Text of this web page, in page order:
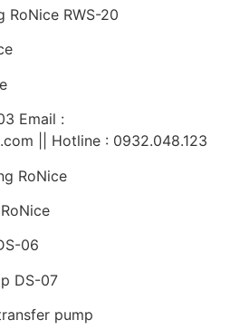
RoNice RWS-20
Email :
|| Hotline : 0932.048.123
RoNice
06
DS-07
pump